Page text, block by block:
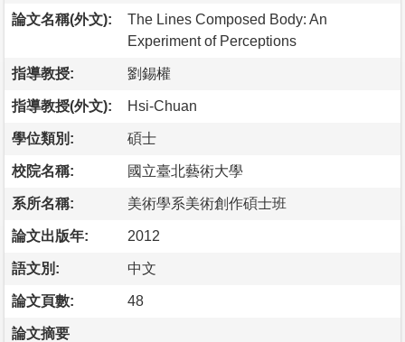
論文名稱(外文):
The Lines Composed Body: An
Experiment of Perceptions
指導教授: 劉錫權
指導教授(外文): Hsi-Chuan
學位類別: 碩士
校院名稱: 國立臺北藝術大學
系所名稱: 美術學系美術創作碩士班
論文出版年: 2012
語文別: 中文
論文頁數: 48
論文摘要